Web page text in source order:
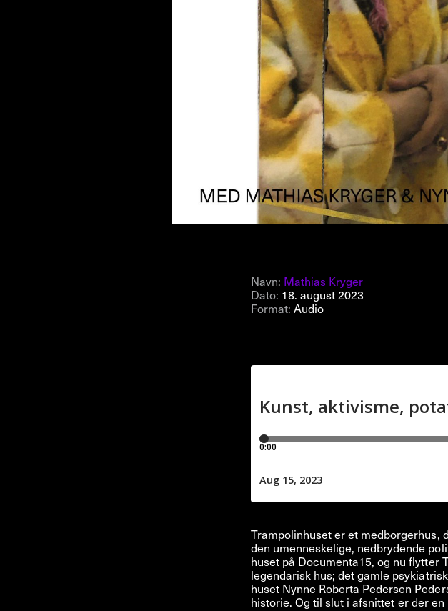
Navn: Mathias Kryger
Dato: 18. august 2023
Format:Audio
Trampolinhuset er et medborgerhus,
den umenneskelige, nedbrydende
huset på Documenta15, og nu flytter
legendarisk hus; det gamle
huset Nynne Roberta Pedersen
historie. Og til slut i afsnittet er der en